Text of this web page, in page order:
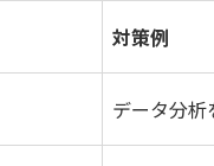
対策例
データ分